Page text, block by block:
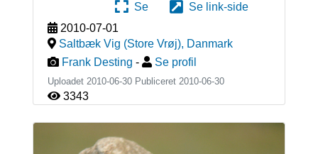
Se
Se link-side
2010-07-01
Saltbæk Vig (Store Vrøj), Danmark
Frank Desting - Se profil
Uploadet 2010-06-30 Publiceret 2010-06-30
3343